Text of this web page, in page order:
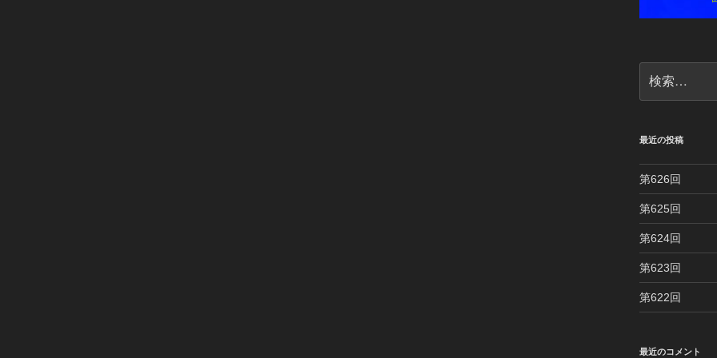
索:
最近の投稿
第626回
第625回
第624回
第623回
第622回
最近のコメント